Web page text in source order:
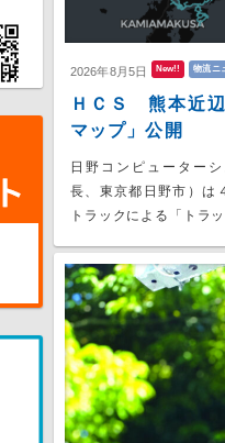
2026年8月5日 New!! 物流ニ
ＨＣＳ 熊本近
マップ」公開
日野コンピューター
長、東京都日野市）は
トラックによる「トラ